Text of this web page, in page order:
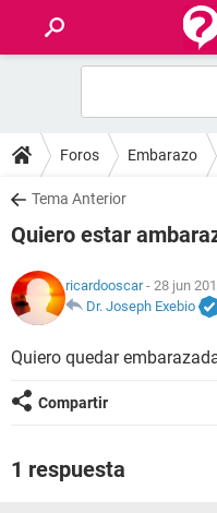
FOROS
SALUD
FAMILIA
NUTRICIÓN
BIENESTAR
SEXUALIDAD
GLOSARIO
Foros Embarazo
Tema Anterior
Quiero estar
ricardooscar- 28 jun
Dr. Joseph Exebio
Quiero quedar
Compartir
1 respuesta